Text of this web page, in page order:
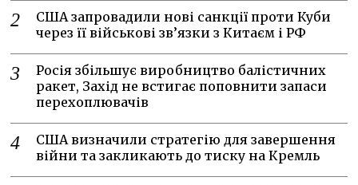
США запровадили нові санкції проти Куби
через її військові зв’язки з Китаєм і РФ
Росія збільшує виробництво балістичних
ракет, Захід не встигає поповнити запаси
перехоплювачів
США визначили стратегію для завершення
війни та закликають до тиску на Кремль